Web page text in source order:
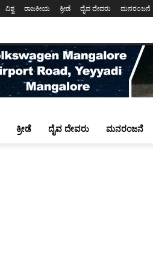
ವಿಶ್ವ ರಾಜಕೀಯ ಕ್ರೀಡೆ ದೈವ ದೇವರು ಮನರಂಜನೆ
ಕ್ರೀಡೆ ದೈವ ದೇವರು ಮನರಂಜನೆ